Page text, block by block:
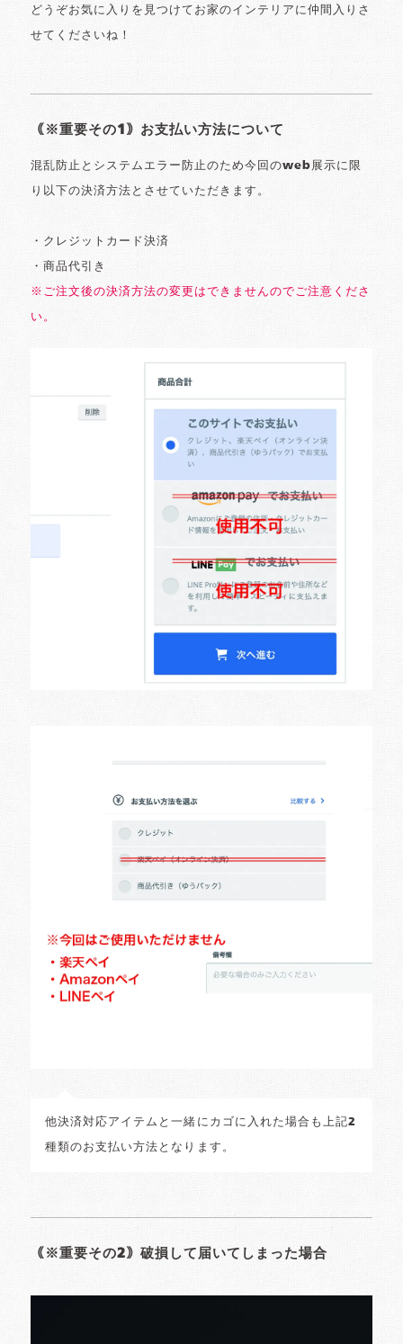
どうぞお気に入りを見つけてお家のインテリアに仲間入りさ
せてくださいね！
｟※重要その1｠お支払い方法について
混乱防止とシステムエラー防止のため今回のweb展示に限
り以下の決済方法とさせていただきます。
・クレジットカード決済
・商品代引き
※ご注文後の決済方法の変更はできませんのでご注意くださ
い。
他決済対応アイテムと一緒にカゴに入れた場合も上記2
種類のお支払い方法となります。
｟※重要その2｠破損して届いてしまった場合